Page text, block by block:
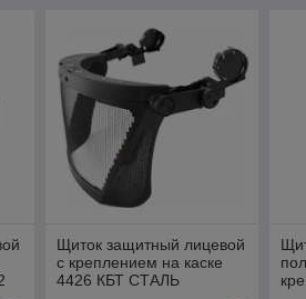
Щиток защитный лицевой
с креплением на каске
4426 КБТ СТАЛЬ